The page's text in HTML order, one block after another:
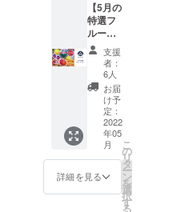
備中です。
す。さ
つき八
朔、美
生柑
（ミ
ショウ
カ
ン）、
湘南
ゴール
ド、葉
付きデ
コポン
など、
【5月の
特選フ
ルーツ
セッ
ト】好
評につ
き追加
しまし
た！ フ
ルーツ
の種類
が充実
し始め
る5月の
国産特
選フ
支援
者：
6人
お届
け予
定：
2022
年05
月
詳細を見る
こ
の
リ
タ
ー
ン
を
選
択
す
る